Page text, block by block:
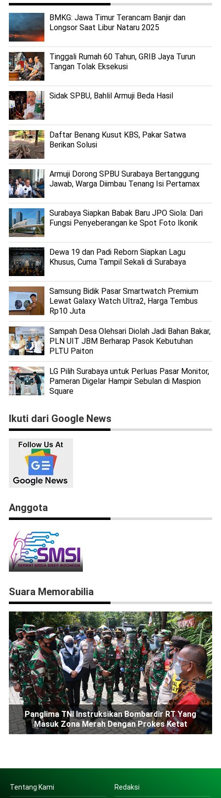
BMKG: Jawa Timur Terancam Banjir dan
Longsor Saat Libur Nataru 2025
Tinggali Rumah 60 Tahun, GRIB Jaya Turun
Tangan Tolak Eksekusi
Sidak SPBU, Bahlil Armuji Beda Hasil
Daftar Benang Kusut KBS, Pakar Satwa
Berikan Solusi
Armuji Dorong SPBU Surabaya Bertanggung
Jawab, Warga Diimbau Tenang Isi Pertamax
Surabaya Siapkan Babak Baru JPO Siola: Dari
Fungsi Penyeberangan ke Spot Foto Ikonik
Dewa 19 dan Padi Reborn Siapkan Lagu
Khusus, Cuma Tampil Sekali di Surabaya
Samsung Bidik Pasar Smartwatch Premium
Lewat Galaxy Watch Ultra2, Harga Tembus
Rp10 Juta
Sampah Desa Olehsari Diolah Jadi Bahan Bakar,
PLN UIT JBM Berharap Pasok Kebutuhan
PLTU Paiton
LG Pilih Surabaya untuk Perluas Pasar Monitor,
Pameran Digelar Hampir Sebulan di Maspion
Square
Ikuti dari Google News
Anggota
Suara Memorabilia
Panglima TNI Instruksikan Bombardir RT Yang
Masuk Zona Merah Dengan Prokes Ketat
Tentang Kami Redaksi